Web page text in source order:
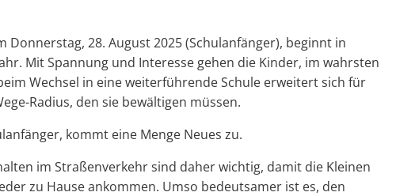
Donnerstag, 28. August 2025 (Schulanfänger), beginnt in
Mit Spannung und Interesse gehen die Kinder, im wahrsten
Wechsel in eine weiterführende Schule erweitert sich für
Radius, den sie bewältigen müssen.
kommt eine Menge Neues zu.
im Straßenverkehr sind daher wichtig, damit die Kleinen
zu Hause ankommen. Umso bedeutsamer ist es, den